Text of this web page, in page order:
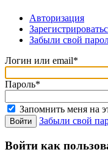
Авторизация
Забыли свой
Логин или email*
Пароль*
Запомнить меня на
Забыли свой
Войти как